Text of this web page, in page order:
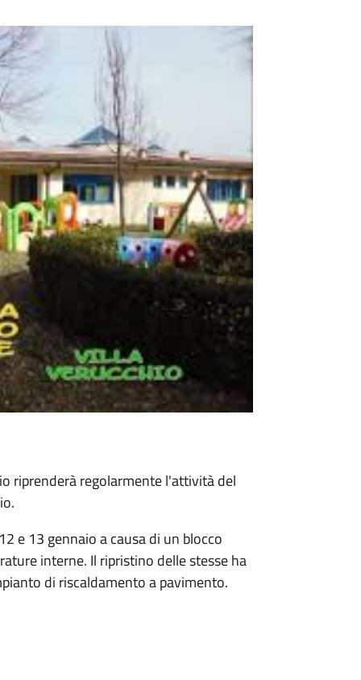
riprenderà regolarmente l'attività del
e 13 gennaio a causa di un blocco
interne. Il ripristino delle stesse ha
di riscaldamento a pavimento.